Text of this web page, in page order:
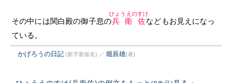
その中には関白殿の御子息の兵衛佐
ひょうえのすけ
などもお見えになっ
ている。
かげろうの日記 (新字新仮名) ／ 堀辰雄(著)